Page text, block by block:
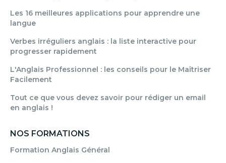
Les 16 meilleures applications pour apprendre une
langue
Verbes irréguliers anglais : la liste interactive pour
progresser rapidement
L'Anglais Professionnel : les conseils pour le Maîtriser
Facilement
Tout ce que vous devez savoir pour rédiger un email
en anglais !
NOS FORMATIONS
Formation Anglais Général